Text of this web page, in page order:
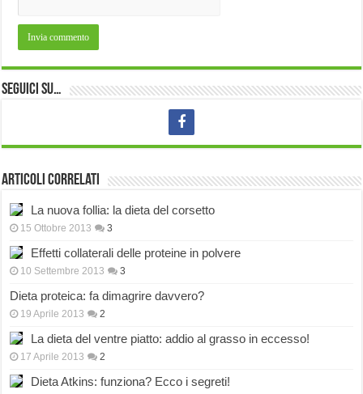
Seguici su…
Articoli correlati
La nuova follia: la dieta del corsetto
15 Ottobre 2013 3
Effetti collaterali delle proteine in polvere
10 Settembre 2013 3
Dieta proteica: fa dimagrire davvero?
19 Aprile 2013 2
La dieta del ventre piatto: addio al grasso in eccesso!
17 Aprile 2013 2
Dieta Atkins: funziona? Ecco i segreti!